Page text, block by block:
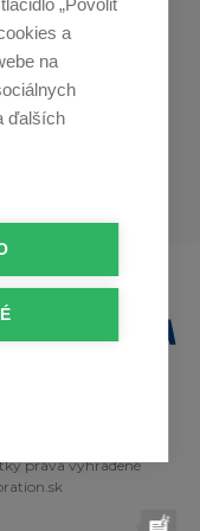
práva vyhradené
„Povoliť
a
na
ďalších